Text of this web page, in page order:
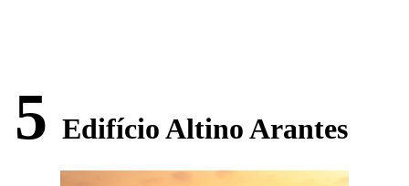
5 Edifício Altino Arantes